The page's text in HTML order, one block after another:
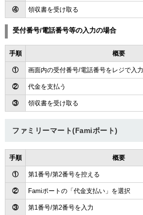
④ 領収書を受け取る
受付番号/電話番号等の入力の場合
手順 概要
① 画面内の受付番号/電話番号をレジで入力
② 代金を支払う
③ 領収書を受け取る
ファミリーマート(Famiポート)
手順 概要
① 第1番号/第2番号を控える
② Famiポートの「代金支払い」を選択
③ 第1番号/第2番号を入力